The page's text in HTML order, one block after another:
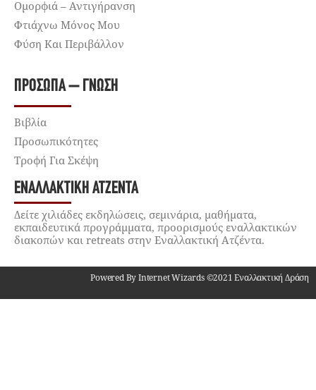
Ομορφιά – Αντιγήρανση
Φτιάχνω Μόνος Μου
Φύση Και Περιβάλλον
ΠΡΌΣΩΠΑ – ΓΝΏΣΗ
Βιβλία
Προσωπικότητες
Τροφή Για Σκέψη
ΕΝΑΛΛΑΚΤΙΚΉ ΑΤΖΈΝΤΑ
Δείτε χιλιάδες εκδηλώσεις, σεμινάρια, μαθήματα,
εκπαιδευτικά προγράμματα, προορισμούς εναλλακτικών
διακοπών και retreats στην Εναλλακτική Ατζέντα.
Powered By Internet Wizards ©2021 Εναλλακτική Δράση